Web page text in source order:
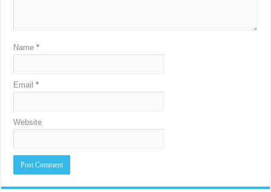
Name*
Email*
Website